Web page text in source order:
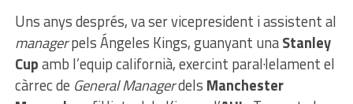
Uns anys després, va ser vicepresident i assistent al
managerpels Ángeles Kings, guanyant unaStanley
Cupamb l’equip californià, exercint paral·lelament el
càrrec de General Managerdels Manchester